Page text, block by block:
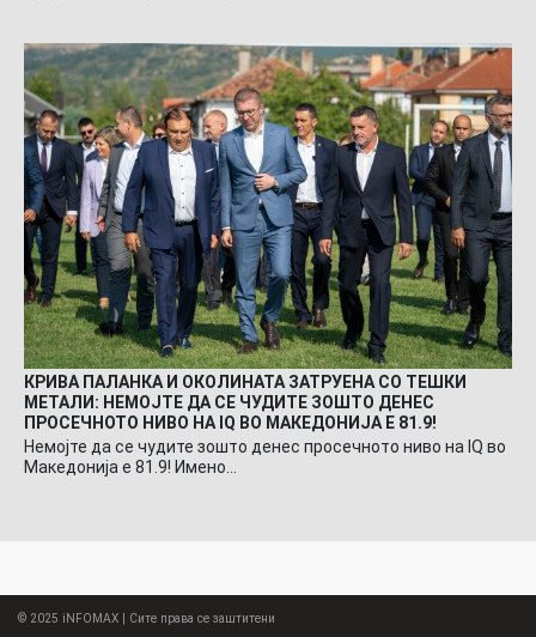
КРИВА ПАЛАНКА И ОКОЛИНАТА ЗАТРУЕНА СО ТЕШКИ
МЕТАЛИ: НЕМОЈТЕ ДА СЕ ЧУДИТЕ ЗОШТО ДЕНЕС
ПРОСЕЧНОТО НИВО НА IQ ВО МАКЕДОНИЈА Е 81.9!
Немојте да се чудите зошто денес просечното ниво на IQ во
Македонија е 81.9! Имено…
© 2025 iNFOMAX | Сите права се заштитени